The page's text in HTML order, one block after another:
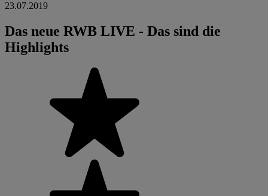
23.07.2019
Das neue RWB LIVE - Das sind die
Highlights